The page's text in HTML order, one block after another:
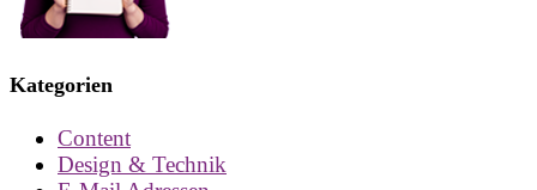
Kategorien
Content
Design & Technik